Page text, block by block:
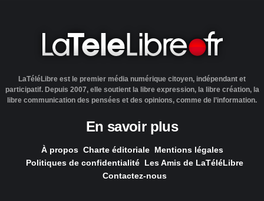
LaTéléLibre est le premier média numérique citoyen, indépendant et
participatif. Depuis 2007, elle soutient la libre expression, la libre création, la
libre communication des pensées et des opinions, comme de l’information.
En savoir plus
À propos Charte éditoriale Mentions légales
Politiques de confidentialité Les Amis de LaTéléLibre
Contactez-nous